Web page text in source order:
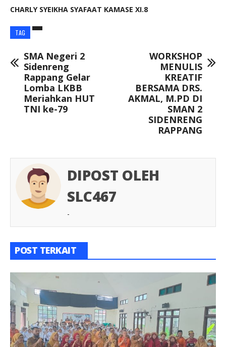
CHARLY SYEIKHA SYAFAAT KAMASE XI.8
TAG
SMA Negeri 2
Sidenreng
Rappang Gelar
Lomba LKBB
Meriahkan HUT
TNI ke-79
WORKSHOP
MENULIS
KREATIF
BERSAMA DRS.
AKMAL, M.PD DI
SMAN 2
SIDENRENG
RAPPANG
DIPOST OLEH
SLC467
-
POST TERKAIT